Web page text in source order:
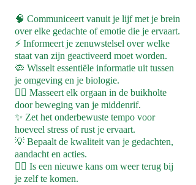
🧠 Communiceert vanuit je lijf met je brein
over elke gedachte of emotie die je ervaart.
⚡️ Informeert je zenuwstelsel over welke
staat van zijn geactiveerd moet worden.
🦠 Wisselt essentiële informatie uit tussen
je omgeving en je biologie.
💆‍♀️ Masseert elk orgaan in de buikholte
door beweging van je middenrif.
✨ Zet het onderbewuste tempo voor
hoeveel stress of rust je ervaart.
💡 Bepaalt de kwaliteit van je gedachten,
aandacht en acties.
🧘‍♀️ Is een nieuwe kans om weer terug bij
je zelf te komen.